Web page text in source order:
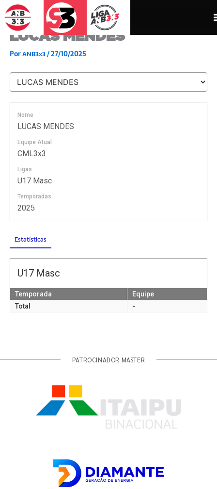
para
conteúdo
LUCAS MENDES
PorANB3x3/27/10/2025
Nome
LUCAS MENDES
Equipe Atual
CML3x3
Ligas
U17 Masc
Temporadas
2025
Estatísticas
U17 Masc
Temporada
Equipe
Total
-
PATROCINADOR MASTER